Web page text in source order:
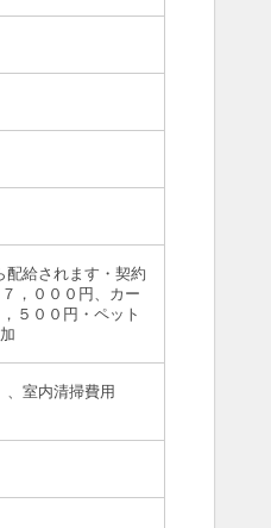
収納
配給されます・契約
，０００円、カー
５００円・ペット
、室内清掃費用